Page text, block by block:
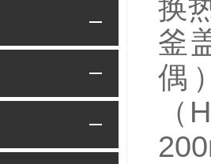
换
釜
偶
（